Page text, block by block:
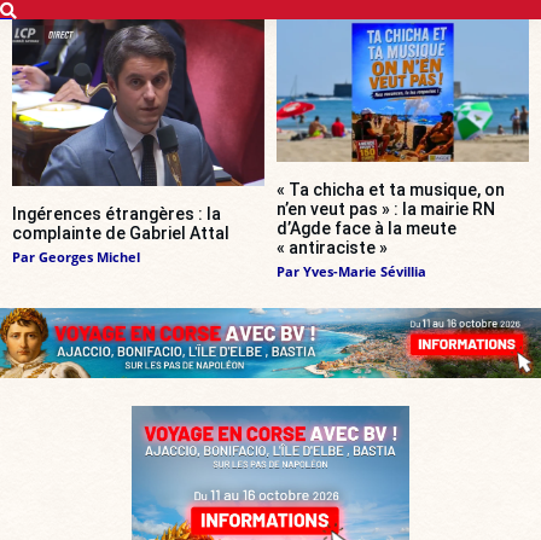
Ingérences étrangères : la
complainte de Gabriel Attal
Par Georges Michel
« Ta chicha et ta musique, on
n’en veut pas » : la mairie RN
d’Agde face à la meute
« antiraciste »
Par Yves-Marie Sévillia